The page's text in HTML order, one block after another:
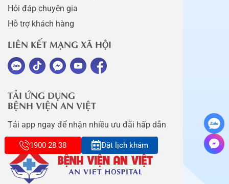
Hỏi đáp chuyên gia
Hỗ trợ khách hàng
LIÊN KẾT MẠNG XÃ HỘI
TẢI ỨNG DỤNG
BỆNH VIỆN AN VIỆT
Tải app ngay để nhận nhiều ưu đãi hấp dẫn
1900 28 38 Đặt lịch khám